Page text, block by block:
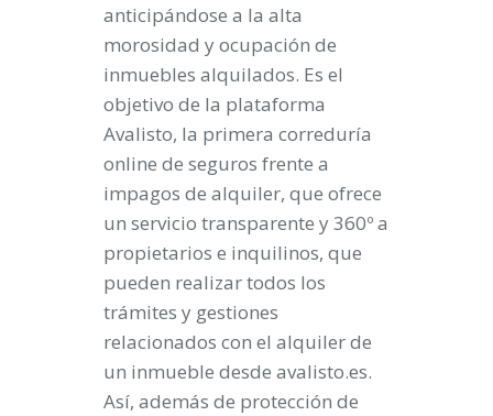
anticipándose a la alta
morosidad y ocupación de
inmuebles alquilados. Es el
objetivo de la plataforma
Avalisto, la primera correduría
online de seguros frente a
impagos de alquiler, que ofrece
un servicio transparente y 360º a
propietarios e inquilinos, que
pueden realizar todos los
trámites y gestiones
relacionados con el alquiler de
un inmueble desde avalisto.es.
Así, además de protección de